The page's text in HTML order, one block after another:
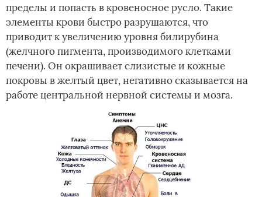
пределы и попасть в кровеносное русло. Такие
элементы крови быстро разрушаются, что
приводит к увеличению уровня билирубина
(желчного пигмента, производимого клетками
печени). Он окрашивает слизистые и кожные
покровы в желтый цвет, негативно сказывается на
работе центральной нервной системы и мозга.